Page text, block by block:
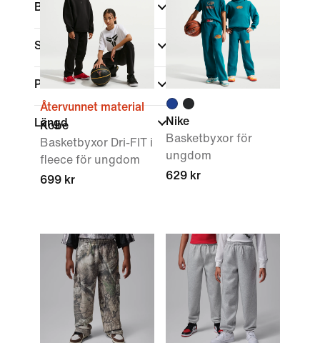
Barn, ålder
Storlekstabell
Passform
Längd
Återvunnet material
Kobe
Basketbyxor Dri-FIT i
fleece för ungdom
699 kr
Nike
Basketbyxor för
ungdom
629 kr